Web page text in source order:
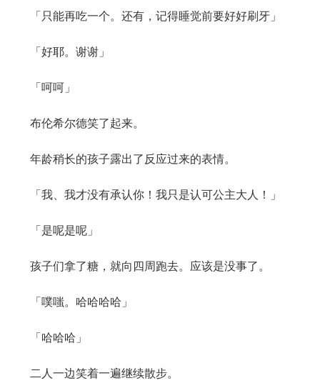
「只能再吃一个。还有，记得睡觉前要好好刷牙」
「好耶。谢谢」
「呵呵」
布伦希尔德笑了起来。
年龄稍长的孩子露出了反应过来的表情。
「我、我才没有承认你！我只是认可公主大人！」
「是呢是呢」
孩子们拿了糖，就向四周跑去。应该是没事了。
「噗嗤。哈哈哈哈」
「哈哈哈」
二人一边笑着一遍继续散步。